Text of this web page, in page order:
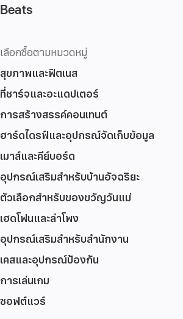
Beats
เลือกซื้อตามหมวดหมู่
สุขภาพและฟิตเนส
ที่ชาร์จและอะแดปเตอร์
การสร้างสรรค์คอนเทนต์
ฮาร์ดไดรฟ์และอุปกรณ์จัดเก็บข้อมูล
เมาส์และคีย์บอร์ด
อุปกรณ์เสริมสำหรับบ้านอัจฉริยะ
ตัวเลือกสำหรับของขวัญวันแม่
เฮดโฟนและลำโพง
อุปกรณ์เสริมสำหรับสำนักงาน
เคสและอุปกรณ์ป้องกัน
การเล่นเกม
ซอฟต์แวร์